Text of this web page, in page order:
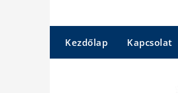
Kezdőlap Kapcsolat